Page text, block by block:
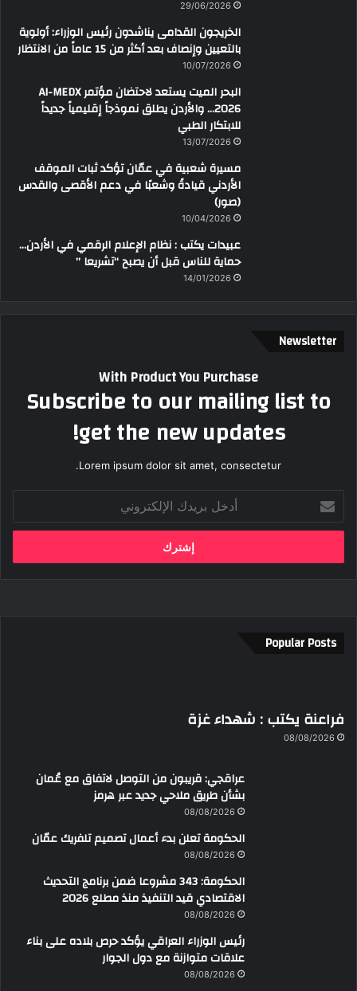
29/06/2026
الخريجون القدامى يناشدون رئيس الوزراء: أولوية
بالتعيين وإنصاف بعد أكثر من 15 عاماً من الانتظار
10/07/2026
البحر الميت يستعد لاحتضان مؤتمر AI-MEDX
2026… والأردن يطلق نموذجاً إقليمياً جديداً
للابتكار الطبي
13/07/2026
مسيرة شعبية في عمّان تؤكد ثبات الموقف
الأردني قيادةً وشعبًا في دعم الأقصى والقدس
(صور)
10/04/2026
عبيدات يكتب : نظام الإعلام الرقمي في الأردن…
حماية للناس قبل أن يصبح “تشريعا ”
14/01/2026
Newsletter
With Product You Purchase
Subscribe to our mailing list to
get the new updates!
Lorem ipsum dolor sit amet, consectetur.
خ
ب
ك
ت
Popular Posts
فراعنة يكتب : شهداء غزة
08/08/2026
عراقجي: قريبون من التوصل لاتفاق مع عُمان
بشأن طريق ملاحي جديد عبر هرمز
08/08/2026
الحكومة تعلن بدء أعمال تصميم تلفريك عمّان
08/08/2026
الحكومة: 343 مشروعا ضمن برنامج التحديث
الاقتصادي قيد التنفيذ منذ مطلع 2026
08/08/2026
رئيس الوزراء العراقي يؤكد حرص بلاده على بناء
علاقات متوازنة مع دول الجوار
08/08/2026